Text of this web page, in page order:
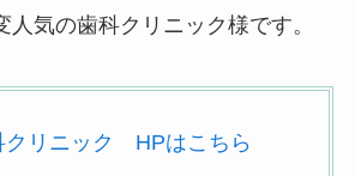
気の歯科クリニック様です。
クリニック HPはこちら